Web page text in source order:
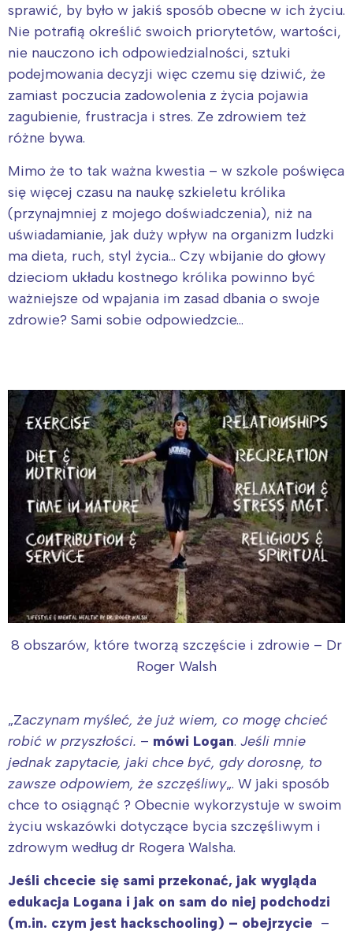
sprawić, by było w jakiś sposób obecne w ich życiu.
Nie potrafią określić swoich priorytetów, wartości,
nie nauczono ich odpowiedzialności, sztuki
podejmowania decyzji więc czemu się dziwić, że
zamiast poczucia zadowolenia z życia pojawia
zagubienie, frustracja i stres. Ze zdrowiem też
różne bywa.
Mimo że to tak ważna kwestia – w szkole poświęca
się więcej czasu na naukę szkieletu królika
(przynajmniej z mojego doświadczenia), niż na
uświadamianie, jak duży wpływ na organizm ludzki
ma dieta, ruch, styl życia… Czy wbijanie do głowy
dzieciom układu kostnego królika powinno być
ważniejsze od wpajania im zasad dbania o swoje
zdrowie? Sami sobie odpowiedzcie…
8 obszarów, które tworzą szczęście i zdrowie – Dr
Roger Walsh
„Zaczynam myśleć, że już wiem, co mogę chcieć
robić w przyszłości. – mówi Logan. Jeśli mnie
jednak zapytacie, jaki chce być, gdy dorosnę, to
zawsze odpowiem, że szczęśliwy„. W jaki sposób
chce to osiągnąć ? Obecnie wykorzystuje w swoim
życiu wskazówki dotyczące bycia szczęśliwym i
zdrowym według dr Rogera Walsha.
Jeśli chcecie się sami przekonać, jak wygląda
edukacja Logana i jak on sam do niej podchodzi
(m.in. czym jest hackschooling) – obejrzycie –
Interesują mnie wydarzenia z
Warszawa
Śląsk